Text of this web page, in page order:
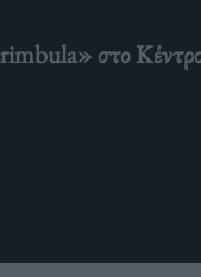
στο